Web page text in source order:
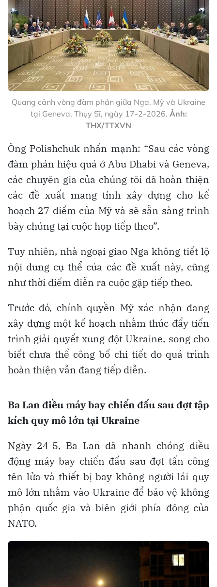
Quang cảnh vòng đàm phán giữa Nga, Mỹ và Ukraine
tại Geneva, Thụy Sĩ, ngày 17-2-2026. Ảnh:
THX/TTXVN
Ông Polishchuk nhấn mạnh: “Sau các vòng
đàm phán hiệu quả ở Abu Dhabi và Geneva,
các chuyên gia của chúng tôi đã hoàn thiện
các đề xuất mang tính xây dựng cho kế
hoạch 27 điểm của Mỹ và sẽ sẵn sàng trình
bày chúng tại cuộc họp tiếp theo”.
Tuy nhiên, nhà ngoại giao Nga không tiết lộ
nội dung cụ thể của các đề xuất này, cũng
như thời điểm diễn ra cuộc gặp tiếp theo.
Trước đó, chính quyền Mỹ xác nhận đang
xây dựng một kế hoạch nhằm thúc đẩy tiến
trình giải quyết xung đột Ukraine, song cho
biết chưa thể công bố chi tiết do quá trình
hoàn thiện vẫn đang tiếp diễn.
Ba Lan điều máy bay chiến đấu sau đợt tập
kích quy mô lớn tại Ukraine
Ngày 24-5, Ba Lan đã nhanh chóng điều
động máy bay chiến đấu sau đợt tấn công
tên lửa và thiết bị bay không người lái quy
mô lớn nhằm vào Ukraine để bảo vệ không
phận quốc gia và biên giới phía đông của
NATO.